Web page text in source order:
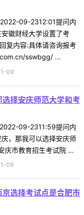
09-2312:01提问内
徽财经大学设置了考
复内容:具体请咨询报考
sswbgg/ ...
09
择安庆师范大学和考
09-2311:59提问内
，那我可以选择安庆师
庆市教育招生考试院 ...
09
选择考试点是合肥市